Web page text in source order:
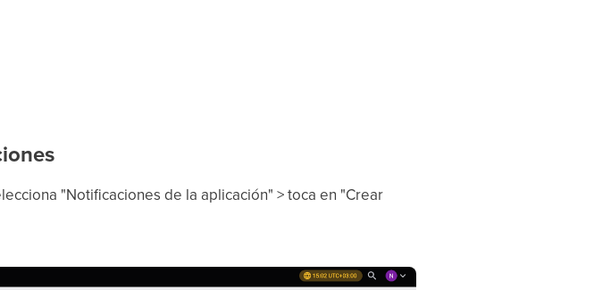
"Notificaciones de la aplicación" > toca en "Crear